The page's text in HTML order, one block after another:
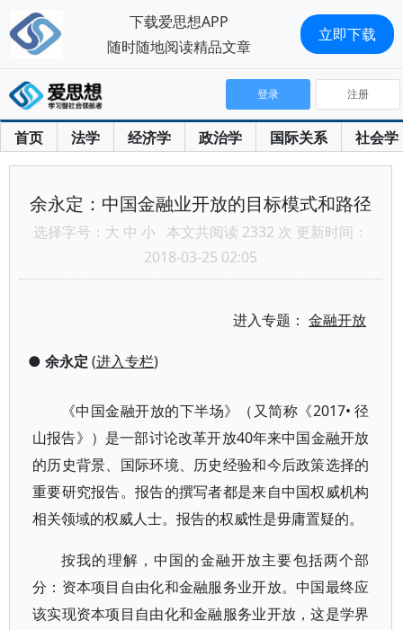
首页 法学 经济学 政治学 国际关系 社会学
登录 注册
余永定：中国金融业开放的目标模式和路径
选择字号： 大 中 小 本文共阅读 2332 次 更新时间：
2018-03-25 02:05
进入专题：金融开放
● 余永定 (进入专栏)
《中国金融开放的下半场》（又简称《2017• 径
山报告》）是一部讨论改革开放40年来中国金融开放
的历史背景、国际环境、历史经验和今后政策选择的
重要研究报告。报告的撰写者都是来自中国权威机构
相关领域的权威人士。报告的权威性是毋庸置疑的。
按我的理解，中国的金融开放主要包括两个部
分：资本项目自由化和金融服务业开放。中国最终应
该实现资本项目自由化和金融服务业开放，这是学界
下载爱思想APP
随时随地阅读精品文章
立即下载